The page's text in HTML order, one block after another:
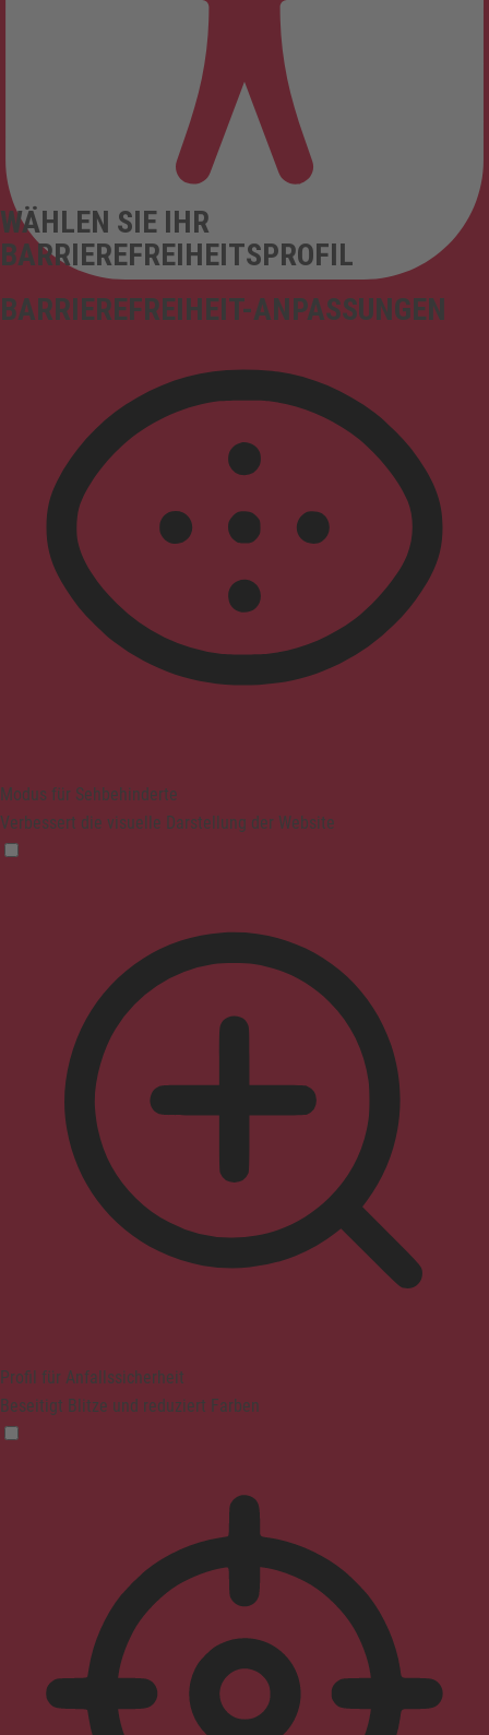
BARRIEREFREIHEIT-ANPASSUNGEN
WÄHLEN SIE IHR
BARRIEREFREIHEITSPROFIL
Modus für Sehbehinderte
Verbessert die visuelle Darstellung der Website
Profil für Anfallssicherheit
Beseitigt Blitze und reduziert Farben